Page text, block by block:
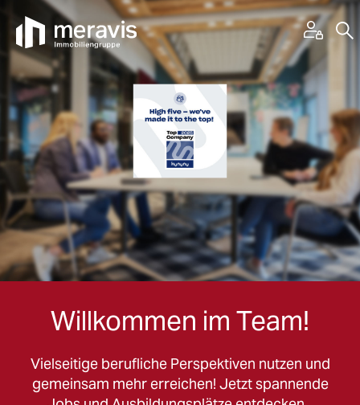
Willkommen im Team!
Vielseitige berufliche Perspektiven nutzen und
gemeinsam mehr erreichen! Jetzt spannende